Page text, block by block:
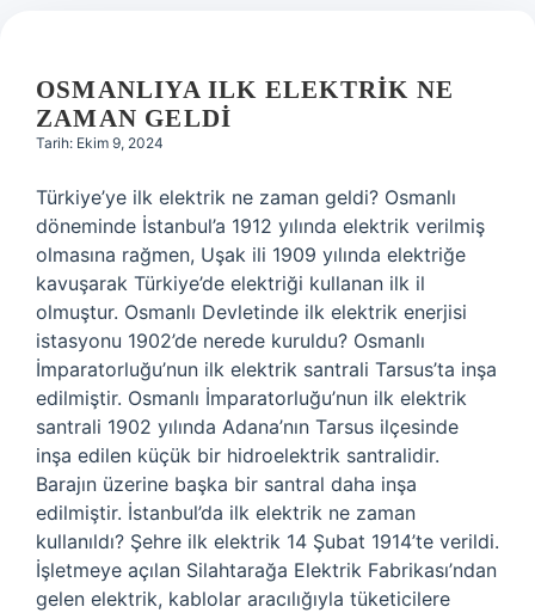
OSMANLIYA ILK ELEKTRIK NE
ZAMAN GELDI
Tarih: Ekim 9, 2024
Türkiye’ye ilk elektrik ne zaman geldi? Osmanlı
döneminde İstanbul’a 1912 yılında elektrik verilmiş
olmasına rağmen, Uşak ili 1909 yılında elektriğe
kavuşarak Türkiye’de elektriği kullanan ilk il
olmuştur. Osmanlı Devletinde ilk elektrik enerjisi
istasyonu 1902’de nerede kuruldu? Osmanlı
İmparatorluğu’nun ilk elektrik santrali Tarsus’ta inşa
edilmiştir. Osmanlı İmparatorluğu’nun ilk elektrik
santrali 1902 yılında Adana’nın Tarsus ilçesinde
inşa edilen küçük bir hidroelektrik santralidir.
Barajın üzerine başka bir santral daha inşa
edilmiştir. İstanbul’da ilk elektrik ne zaman
kullanıldı? Şehre ilk elektrik 14 Şubat 1914’te verildi.
İşletmeye açılan Silahtarağa Elektrik Fabrikası’ndan
gelen elektrik, kablolar aracılığıyla tüketicilere